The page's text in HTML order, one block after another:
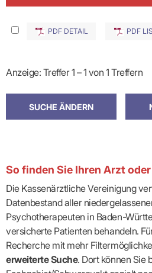
PDF DETAIL PDF
Anzeige: Treffer 1 – 1 von 1 Treffern
So finden Sie Ihren Arzt
Die Kassenärztliche Vereinigung
Datenbestand aller
Psychotherapeuten in Baden-
versicherte Patienten behandeln.
Recherche mit mehr
erweiterte Suche. Dort können Sie